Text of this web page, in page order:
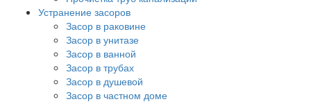
Устранение засоров
Засор в раковине
Засор в унитазе
Засор в ванной
Засор в трубах
Засор в душевой
Засор в частном доме